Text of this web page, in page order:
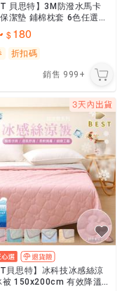
貝思特】3M防潑水馬卡
潔墊 鋪棉枕套 6色任選
菌 BEST寢飾
180
折扣碼
銷售 999+
貝思特】冰科技冰感絲涼
被 150x200cm 有效降溫